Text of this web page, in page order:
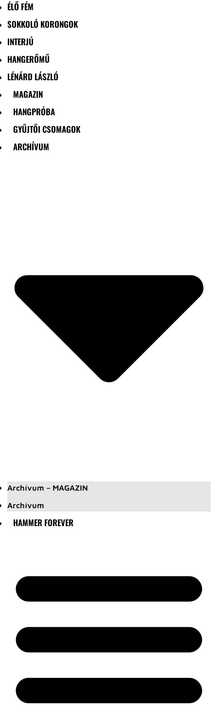
ÉLŐ FÉM
SOKKOLÓ KORONGOK
INTERJÚ
HANGERŐMŰ
LÉNÁRD LÁSZLÓ
MAGAZIN
HANGPRÓBA
GYŰJTŐI CSOMAGOK
ARCHÍVUM
Archívum – MAGAZIN
Archívum
HAMMER FOREVER